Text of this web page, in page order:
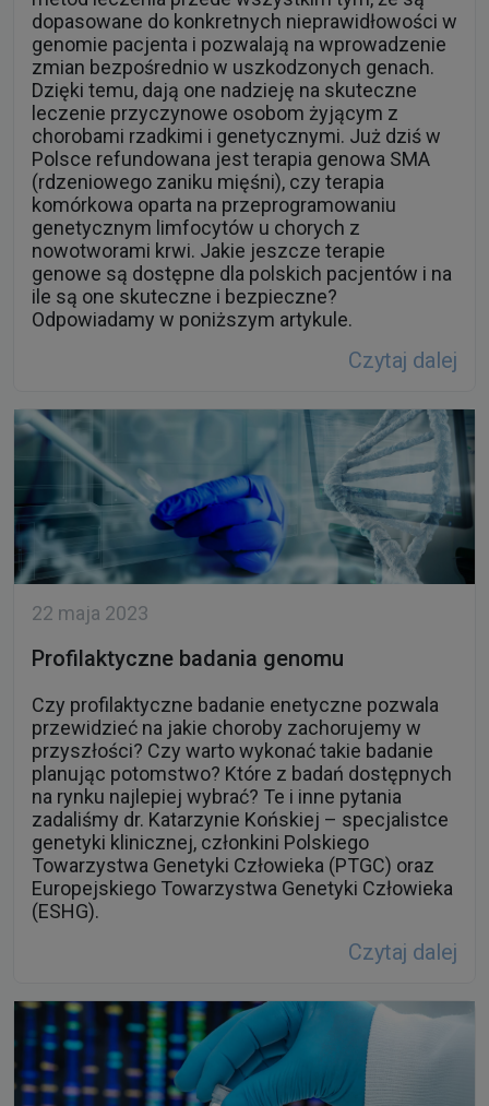
dopasowane do konkretnych nieprawidłowości w
genomie pacjenta i pozwalają na wprowadzenie
zmian bezpośrednio w uszkodzonych genach.
Dzięki temu, dają one nadzieję na skuteczne
leczenie przyczynowe osobom żyjącym z
chorobami rzadkimi i genetycznymi. Już dziś w
Polsce refundowana jest terapia genowa SMA
(rdzeniowego zaniku mięśni), czy terapia
komórkowa oparta na przeprogramowaniu
genetycznym limfocytów u chorych z
nowotworami krwi. Jakie jeszcze terapie
genowe są dostępne dla polskich pacjentów i na
ile są one skuteczne i bezpieczne?
Odpowiadamy w poniższym artykule.
Czytaj dalej
22 maja 2023
Profilaktyczne badania genomu
Czy profilaktyczne badanie enetyczne pozwala
przewidzieć na jakie choroby zachorujemy w
przyszłości? Czy warto wykonać takie badanie
planując potomstwo? Które z badań dostępnych
na rynku najlepiej wybrać? Te i inne pytania
zadaliśmy dr. Katarzynie Końskiej – specjalistce
genetyki klinicznej, członkini Polskiego
Towarzystwa Genetyki Człowieka (PTGC) oraz
Europejskiego Towarzystwa Genetyki Człowieka
(ESHG).
Czytaj dalej